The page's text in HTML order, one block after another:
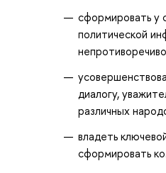
сформировать у
политической
диалогу,
различных
владеть
сформировать